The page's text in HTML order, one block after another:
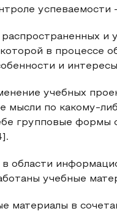
и
в процессе
и
учебных
мысли по какому-
групповые формы
области
учебные
материалы в